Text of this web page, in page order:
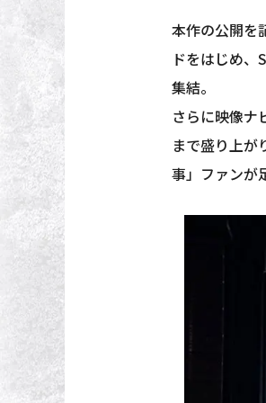
本作の公開を
ドをはじめ
集結。
さらに映像ナ
まで盛り上が
事」ファンが